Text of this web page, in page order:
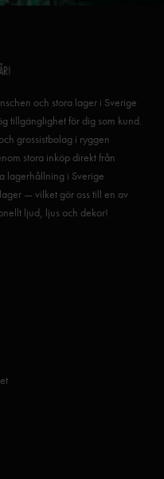
och stora lager i Sverige
tillgänglighet för dig som kund.
grossistbolag i ryggen
stora inköp direkt från
lagerhållning i Sverige
— vilket gör oss till en av
ljud, ljus och dekor!